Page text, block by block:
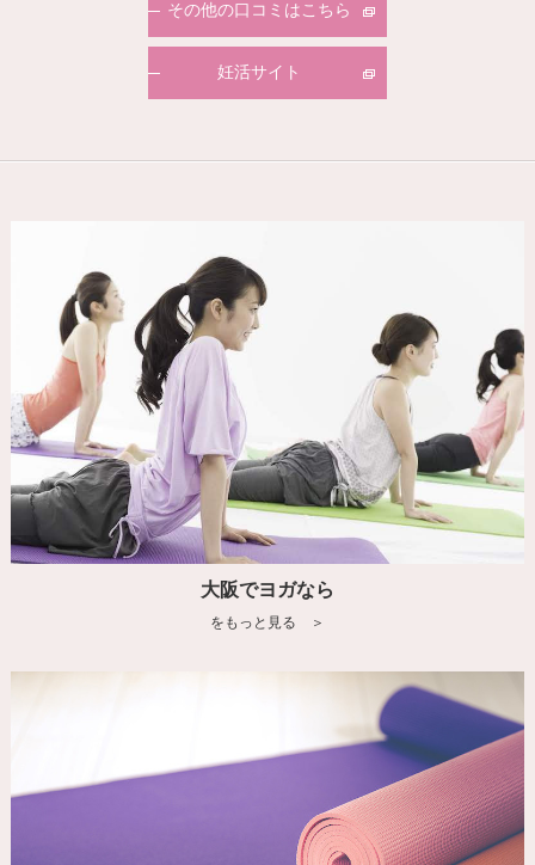
その他の口コミはこちら
妊活サイト
大阪でヨガなら
をもっと見る ＞